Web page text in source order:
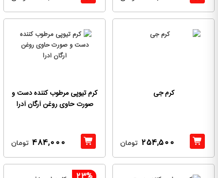
کرم جی
254,500 تومان
کرم تیوپی مرطوب کننده دست و
صورت حاوی روغن آرگان آدرا
484,000 تومان